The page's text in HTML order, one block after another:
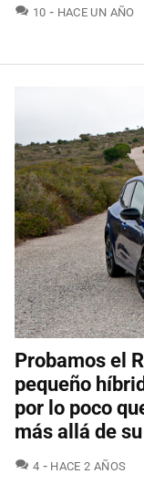
10 COMENTARIOS
HACE UN AÑO
Probamos el
pequeño
por lo poco
más allá de
4 COMENTARIOS
HACE 2 AÑOS